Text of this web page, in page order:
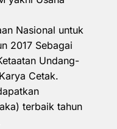
Nasional untuk
2017 Sebagai
Undang-
Cetak.
terbaik tahun